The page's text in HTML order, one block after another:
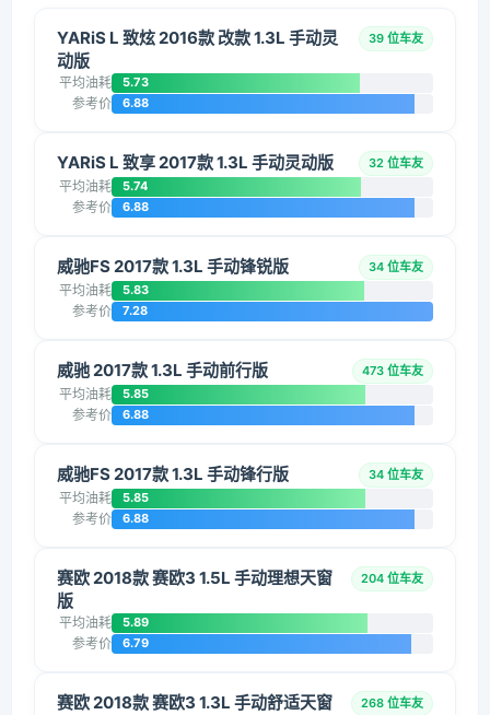
YARiS L 致炫 2016款 改款 1.3L 手动灵
动版
39 位车友
平均油耗 5.73
参考价 6.88
YARiS L 致享 2017款 1.3L 手动灵动版 32 位车友
平均油耗 5.74
参考价 6.88
威驰FS 2017款 1.3L 手动锋锐版 34 位车友
平均油耗 5.83
参考价 7.28
威驰 2017款 1.3L 手动前行版 473 位车友
平均油耗 5.85
参考价 6.88
威驰FS 2017款 1.3L 手动锋行版 34 位车友
平均油耗 5.85
参考价 6.88
赛欧 2018款 赛欧3 1.5L 手动理想天窗
版
204 位车友
平均油耗 5.89
参考价 6.79
赛欧 2018款 赛欧3 1.3L 手动舒适天窗 268 位车友